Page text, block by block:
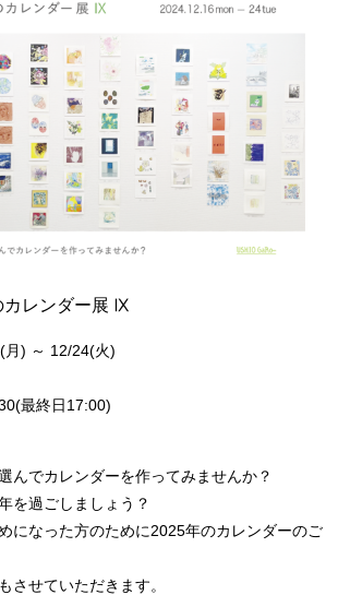
カレンダー展 Ⅸ
) ～ 12/24(火)
最終日17:00)
んでカレンダーを作ってみませんか？
を過ごしましょう？
になった方のために2025年のカレンダーのご
させていただきます。